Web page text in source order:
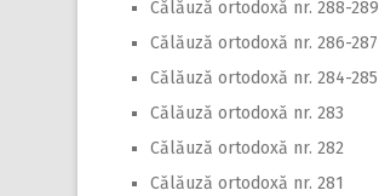
Călăuză ortodoxă nr. 288-289
Călăuză ortodoxă nr. 286-287
Călăuză ortodoxă nr. 284-285
Călăuză ortodoxă nr. 283
Călăuză ortodoxă nr. 282
Călăuză ortodoxă nr. 281